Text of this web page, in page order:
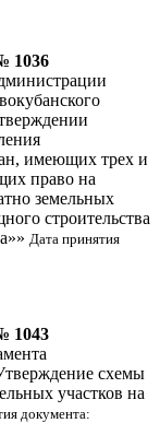
1036
имеющих трех и
право на
земельных
строительства
Дата принятия
1043
схемы
участков на
документа: